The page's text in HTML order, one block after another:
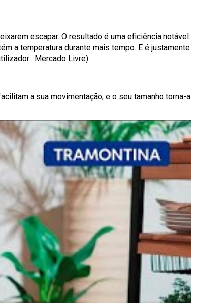
escapar. O resultado é uma eficiência notável:
a temperatura durante mais tempo. E é justamente
· Mercado Livre).
a sua movimentação, e o seu tamanho torna-a